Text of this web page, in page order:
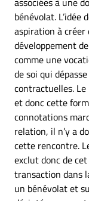
bénévolat.
aspiration à
développement
comme une
de soi qui
contractuelles.
et donc cette
connotations
relation, il n’y a
cette rencontre.
exclut donc de
transaction dans
un bénévolat et